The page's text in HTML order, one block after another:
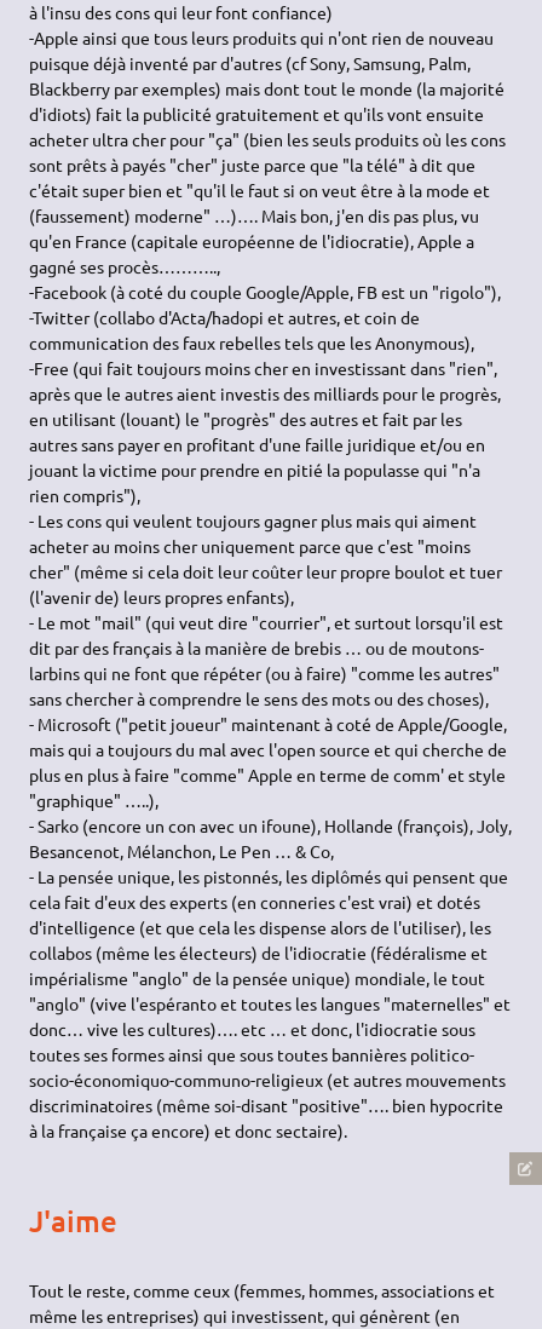
à l'insu des cons qui leur font confiance)
-Apple ainsi que tous leurs produits qui n'ont rien de nouveau
puisque déjà inventé par d'autres (cf Sony, Samsung, Palm,
Blackberry par exemples) mais dont tout le monde (la majorité
d'idiots) fait la publicité gratuitement et qu'ils vont ensuite
acheter ultra cher pour "ça" (bien les seuls produits où les cons
sont prêts à payés "cher" juste parce que "la télé" à dit que
c'était super bien et "qu'il le faut si on veut être à la mode et
(faussement) moderne" …)…. Mais bon, j'en dis pas plus, vu
qu'en France (capitale européenne de l'idiocratie), Apple a
gagné ses procès………..,
-Facebook (à coté du couple Google/Apple, FB est un "rigolo"),
-Twitter (collabo d'Acta/hadopi et autres, et coin de
communication des faux rebelles tels que les Anonymous),
-Free (qui fait toujours moins cher en investissant dans "rien",
après que le autres aient investis des milliards pour le progrès,
en utilisant (louant) le "progrès" des autres et fait par les
autres sans payer en profitant d'une faille juridique et/ou en
jouant la victime pour prendre en pitié la populasse qui "n'a
rien compris"),
- Les cons qui veulent toujours gagner plus mais qui aiment
acheter au moins cher uniquement parce que c'est "moins
cher" (même si cela doit leur coûter leur propre boulot et tuer
(l'avenir de) leurs propres enfants),
- Le mot "mail" (qui veut dire "courrier", et surtout lorsqu'il est
dit par des français à la manière de brebis … ou de moutons-
larbins qui ne font que répéter (ou à faire) "comme les autres"
sans chercher à comprendre le sens des mots ou des choses),
- Microsoft ("petit joueur" maintenant à coté de Apple/Google,
mais qui a toujours du mal avec l'open source et qui cherche de
plus en plus à faire "comme" Apple en terme de comm' et style
"graphique" …..),
- Sarko (encore un con avec un ifoune), Hollande (françois), Joly,
Besancenot, Mélanchon, Le Pen … & Co,
- La pensée unique, les pistonnés, les diplômés qui pensent que
cela fait d'eux des experts (en conneries c'est vrai) et dotés
d'intelligence (et que cela les dispense alors de l'utiliser), les
collabos (même les électeurs) de l'idiocratie (fédéralisme et
impérialisme "anglo" de la pensée unique) mondiale, le tout
"anglo" (vive l'espéranto et toutes les langues "maternelles" et
donc… vive les cultures)…. etc … et donc, l'idiocratie sous
toutes ses formes ainsi que sous toutes bannières politico-
socio-économiquo-communo-religieux (et autres mouvements
discriminatoires (même soi-disant "positive"…. bien hypocrite
à la française ça encore) et donc sectaire).
J'aime
Tout le reste, comme ceux (femmes, hommes, associations et
même les entreprises) qui investissent, qui génèrent (en